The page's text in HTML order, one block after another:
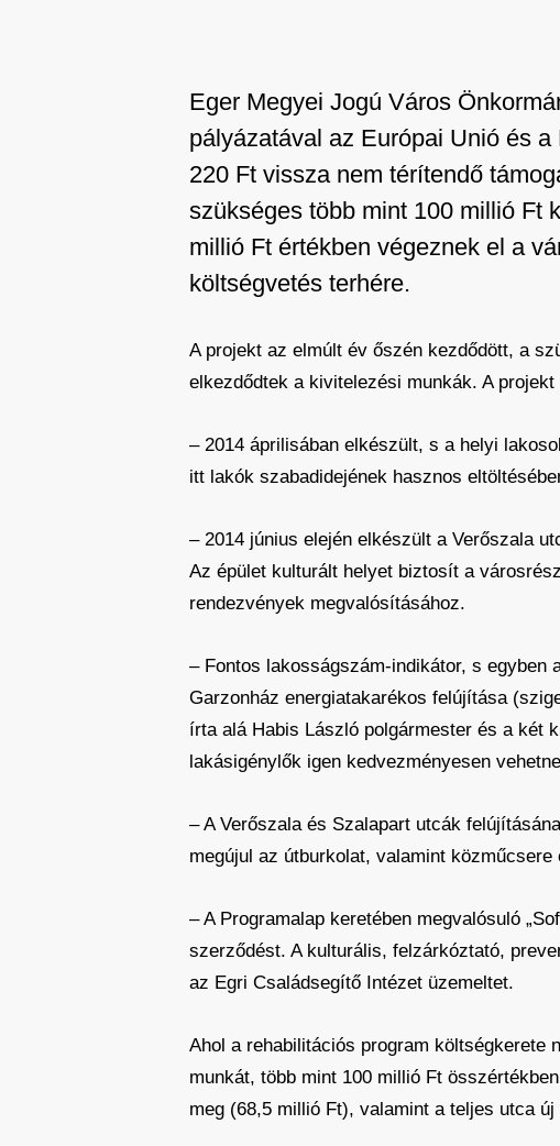
Eger Megyei Jogú Város
pályázatával az Európai Unió és
220 Ft vissza nem térítendő
szükséges több mint 100 millió Ft
millió Ft értékben végeznek el a
költségvetés terhére.
A projekt az elmúlt év őszén kezdődött, a
elkezdődtek a kivitelezési munkák. A
– 2014 áprilisában elkészült, s a helyi
itt lakók szabadidejének hasznos
– 2014 június elején elkészült a Verőszala
Az épület kulturált helyet biztosít a
rendezvények megvalósításához.
– Fontos lakosságszám-indikátor, s egyben
Garzonház energiatakarékos felújítása
írta alá Habis László polgármester és a két
lakásigénylők igen kedvezményesen
– A Verőszala és Szalapart utcák
megújul az útburkolat, valamint
– A Programalap keretében megvalósuló
szerződést. A kulturális, felzárkóztató,
az Egri Családsegítő Intézet üzemeltet.
Ahol a rehabilitációs program költségkerete
munkát, több mint 100 millió Ft
meg (68,5 millió Ft), valamint a teljes utca